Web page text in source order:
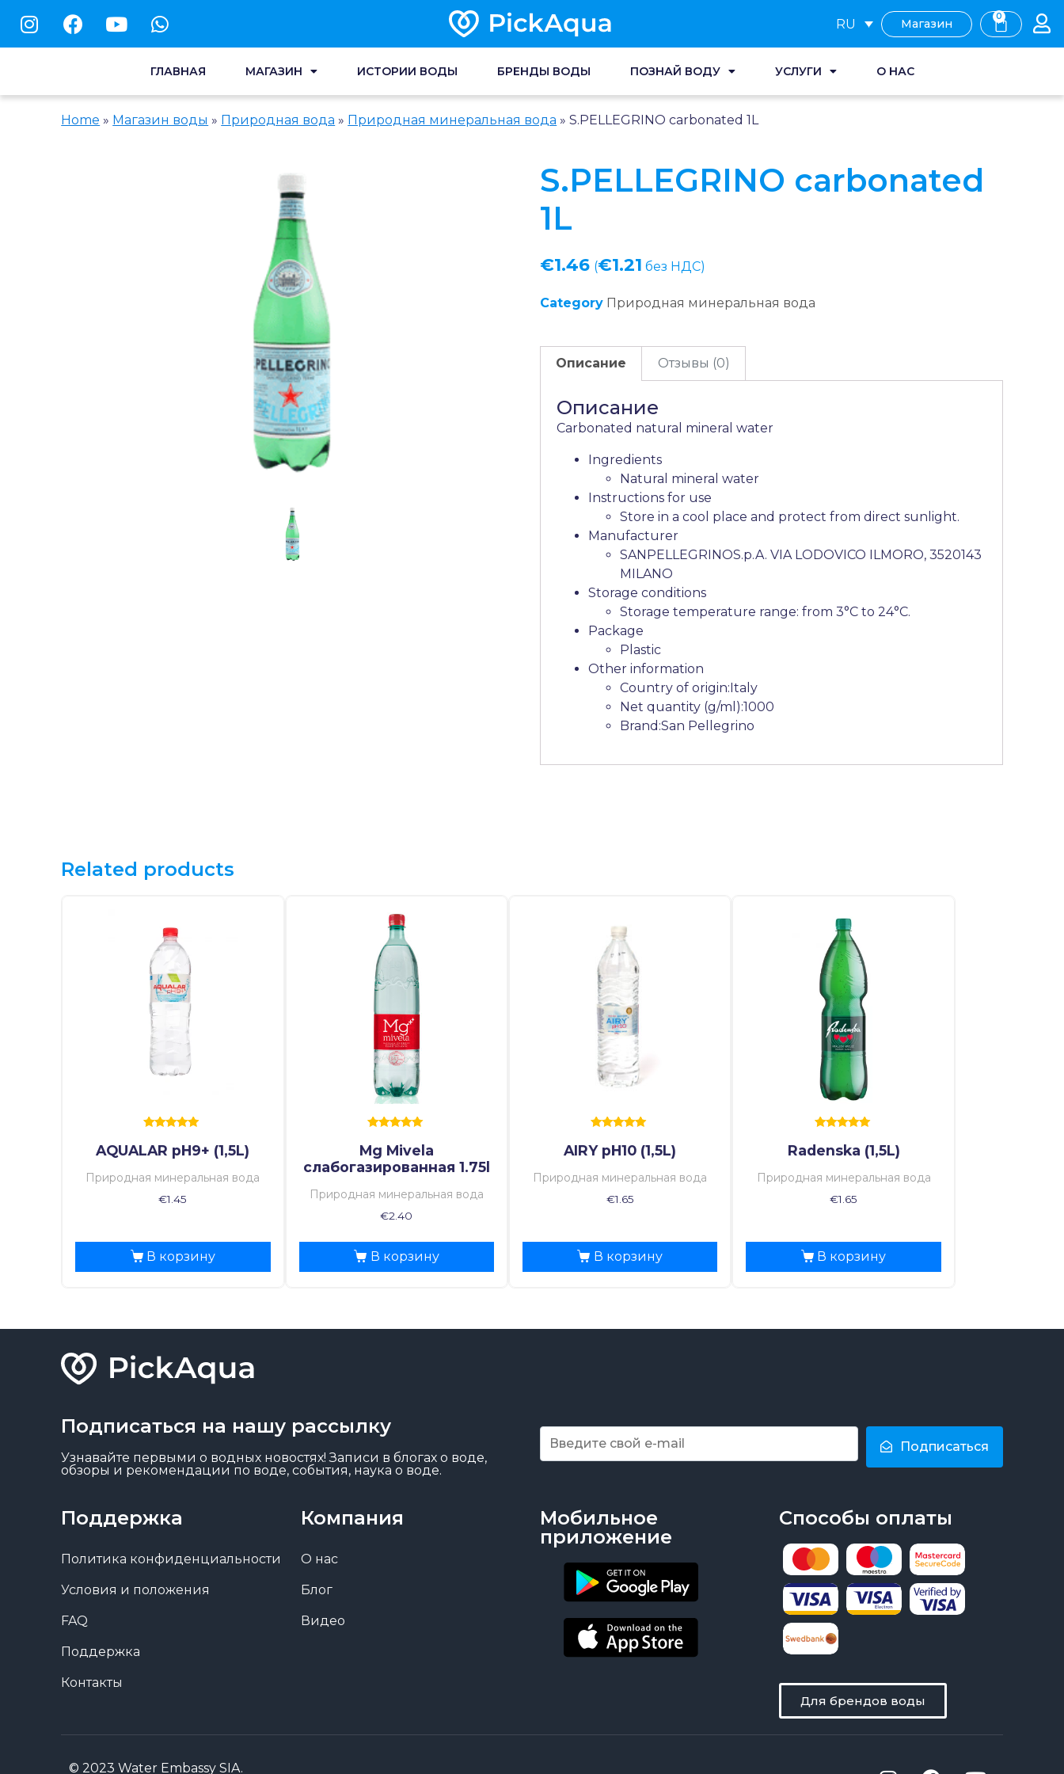
RU Магазин
0
ГЛАВНАЯ МАГАЗИН ИСТОРИИ ВОДЫ БРЕНДЫ ВОДЫ ПОЗНАЙ ВОДУ УСЛУГИ О НАС
Home » Магазин воды » Природная вода » Природная минеральная вода »S.PELLEGRINO carbonated 1L
S.PELLEGRINO carbonated
1L
€1.46 (€1.21 без НДС)
Category Природная минеральная вода
Описание Отзывы (0)
Описание
Carbonated natural mineral water
Ingredients
Natural mineral water
Instructions for use
Store in a cool place and protect from direct sunlight.
Manufacturer
SANPELLEGRINOS.p.A. VIA LODOVICO ILMORO, 3520143
MILANO
Storage conditions
Storage temperature range: from 3°C to 24°C.
Package
Plastic
Other information
Country of origin:Italy
Net quantity (g/ml):1000
Brand:San Pellegrino
Related products
5.00
из 5
AQUALAR pH9+ (1,5L)
Природная минеральная вода
€1.45
В корзину
5.00
из 5
Mg Mivela
слабогазированная 1.75l
Природная минеральная вода
€2.40
В корзину
5.00
из 5
AIRY pH10 (1,5L)
Природная минеральная вода
€1.65
В корзину
5.00
из 5
Radenska (1,5L)
Природная минеральная вода
€1.65
В корзину
Подписаться на нашу рассылку
Узнавайте первыми о водных новостях! Записи в блогах о воде,
обзоры и рекомендации по воде, события, наука о воде.
Подписаться
Поддержка
Политика конфиденциальности
Условия и положения
FAQ
Поддержка
Контакты
Компания
О нас
Блог
Видео
Мобильное
приложение
Способы оплаты
Для брендов воды
© 2023 Water Embassy SIA.